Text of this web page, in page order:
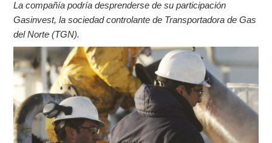
La compañía podría desprenderse de su participación
Gasinvest, la sociedad controlante de Transportadora de Gas
del Norte (TGN).